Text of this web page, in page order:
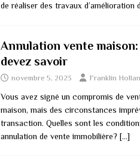
de réaliser des travaux d’amélioration
Annulation vente
devez savoir
novembre 5, 2023 Franklin
Vous avez signé un compromis de
maison, mais des circonstances
transaction. Quelles sont les
annulation de vente immobilière? […]